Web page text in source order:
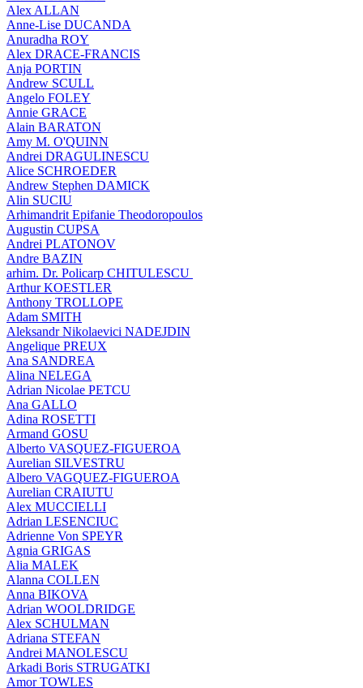
Alex ALLAN
Anne-Lise DUCANDA
Anuradha ROY
Alex DRACE-FRANCIS
Anja PORTIN
Andrew SCULL
Angelo FOLEY
Annie GRACE
Alain BARATON
Amy M. O'QUINN
Andrei DRAGULINESCU
Alice SCHROEDER
Andrew Stephen DAMICK
Alin SUCIU
Arhimandrit Epifanie Theodoropoulos
Augustin CUPSA
Andrei PLATONOV
Andre BAZIN
arhim. Dr. Policarp CHITULESCU
Arthur KOESTLER
Anthony TROLLOPE
Adam SMITH
Aleksandr Nikolaevici NADEJDIN
Angelique PREUX
Ana SANDREA
Alina NELEGA
Adrian Nicolae PETCU
Ana GALLO
Adina ROSETTI
Armand GOSU
Alberto VASQUEZ-FIGUEROA
Aurelian SILVESTRU
Albero VAGQUEZ-FIGUEROA
Aurelian CRAIUTU
Alex MUCCIELLI
Adrian LESENCIUC
Adrienne Von SPEYR
Agnia GRIGAS
Alia MALEK
Alanna COLLEN
Anna BIKOVA
Adrian WOOLDRIDGE
Alex SCHULMAN
Adriana STEFAN
Andrei MANOLESCU
Arkadi Boris STRUGATKI
Amor TOWLES